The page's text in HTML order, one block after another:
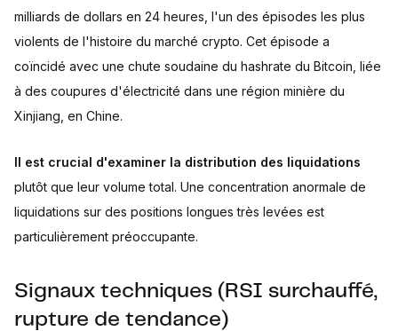
milliards de dollars en 24 heures, l'un des épisodes les plus
violents de l'histoire du marché crypto. Cet épisode a
coïncidé avec une chute soudaine du hashrate du Bitcoin, liée
à des coupures d'électricité dans une région minière du
Xinjiang, en Chine.
Il est crucial d'examiner la distribution des liquidations
plutôt que leur volume total. Une concentration anormale de
liquidations sur des positions longues très levées est
particulièrement préoccupante.
Signaux techniques (RSI surchauffé,
rupture de tendance)